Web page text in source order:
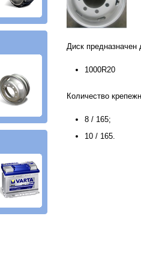
Диск
1000R20
Количество
8 / 165;
10 / 165.